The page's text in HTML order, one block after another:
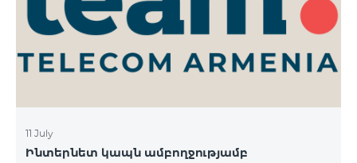
11 July
Ինտերնետ կապն ամբողջությամբ